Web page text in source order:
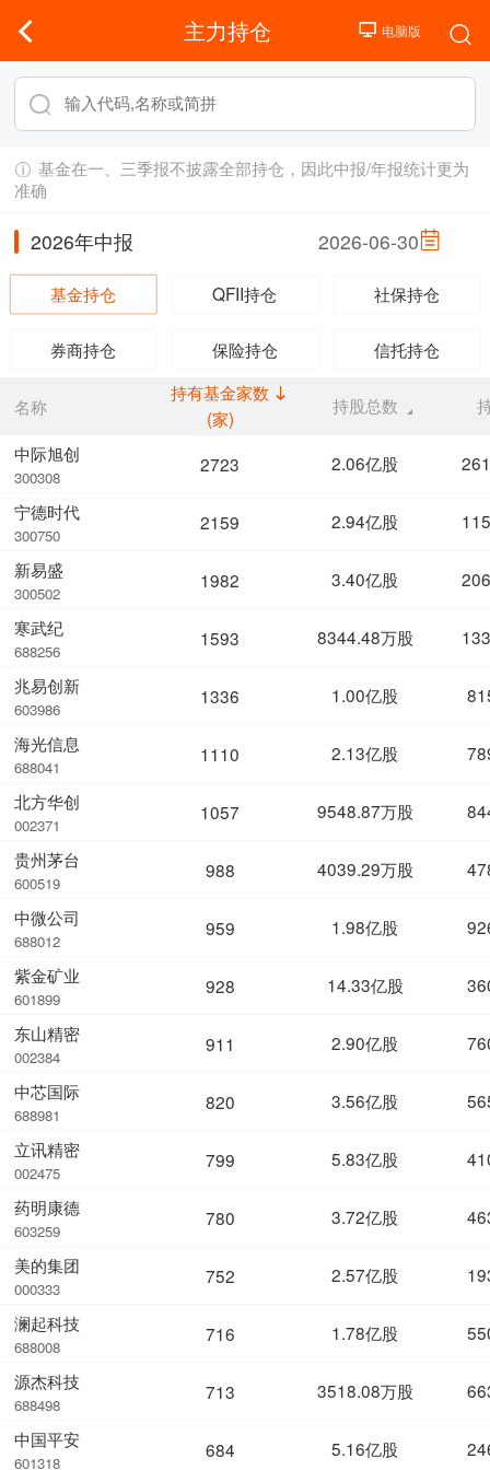
主力持仓
基金在一、三季报不披露全部持仓，因此中报/年报统计更为
准确
2026年中报 2026-06-30
基金持仓 QFII持仓 社保持仓
券商持仓 保险持仓 信托持仓
名称
中际旭创
300308
宁德时代
300750
新易盛
300502
寒武纪
688256
兆易创新
603986
海光信息
688041
北方华创
002371
贵州茅台
600519
中微公司
688012
紫金矿业
601899
东山精密
002384
中芯国际
688981
立讯精密
002475
药明康德
603259
美的集团
000333
澜起科技
688008
源杰科技
688498
中国平安
601318
持有基金家数
(家)
持股总数
2723 2.06亿股
2159 2.94亿股
1982 3.40亿股
1593 8344.48万股
1336 1.00亿股
1110 2.13亿股
1057 9548.87万股
988 4039.29万股
959 1.98亿股
928 14.33亿股
911 2.90亿股
820 3.56亿股
799 5.83亿股
780 3.72亿股
752 2.57亿股
716 1.78亿股
713 3518.08万股
684 5.16亿股